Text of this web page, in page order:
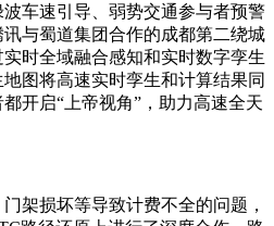
车速引导、弱势交通参与者预警
与蜀道集团合作的成都第二绕城
时全域融合感知和实时数字孪生
图将高速实时孪生和计算结果同
开启“上帝视角”，助力高速全天
架损坏等导致计费不全的问题，